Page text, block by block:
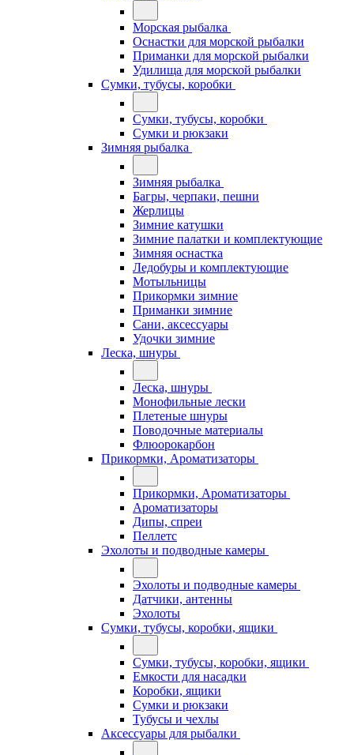
Морская рыбалка
Оснастки для морской рыбалки
Приманки для морской рыбалки
Удилища для морской рыбалки
Сумки, тубусы, коробки
Сумки, тубусы, коробки
Сумки и рюкзаки
Зимняя рыбалка
Зимняя рыбалка
Багры, черпаки, пешни
Жерлицы
Зимние катушки
Зимние палатки и комплектующие
Зимняя оснастка
Ледобуры и комплектующие
Мотыльницы
Прикормки зимние
Приманки зимние
Сани, аксессуары
Удочки зимние
Леска, шнуры
Леска, шнуры
Монофильные лески
Плетеные шнуры
Поводочные материалы
Флюорокарбон
Прикормки, Ароматизаторы
Прикормки, Ароматизаторы
Ароматизаторы
Дипы, спреи
Пеллетс
Эхолоты и подводные камеры
Эхолоты и подводные камеры
Датчики, антенны
Эхолоты
Сумки, тубусы, коробки, ящики
Сумки, тубусы, коробки, ящики
Емкости для насадки
Коробки, ящики
Сумки и рюкзаки
Тубусы и чехлы
Аксессуары для рыбалки